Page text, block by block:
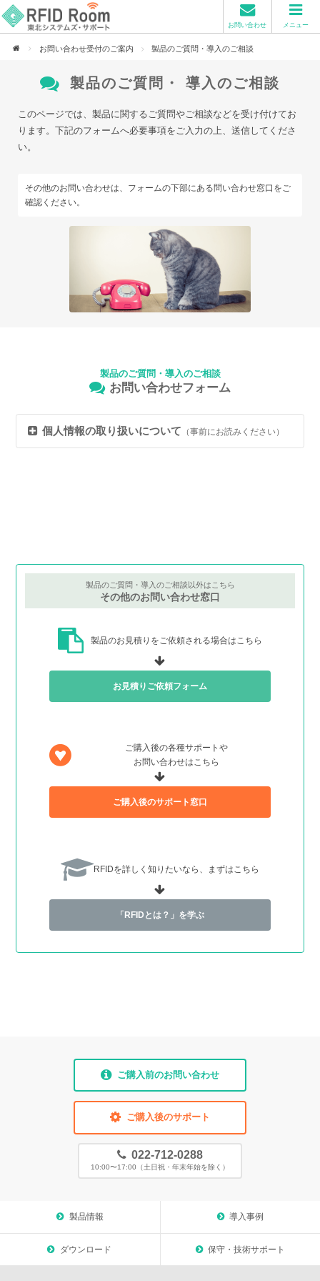
お問い合わせ メニュー
お問い合わせ受付のご案内 製品のご質問・導入のご相談
製品のご質問・導入のご相談
このページでは、製品に関するご質問やご相談などを受け付けてお
ります。下記のフォームへ必要事項をご入力の上、送信してくださ
い。
その他のお問い合わせは、フォームの下部にある問い合わせ窓口をご
確認ください。
製品のご質問・導入のご相談
お問い合わせフォーム
個人情報の取り扱いについて （事前にお読みください）
製品のご質問・導入のご相談以外はこちら
その他のお問い合わせ窓口
製品のお見積りをご依頼される場合はこちら
お見積りご依頼フォーム
ご購入後の各種サポートや
お問い合わせはこちら
ご購入後のサポート窓口
RFIDを詳しく知りたいなら、 まずはこちら
「RFIDとは？」を学ぶ
ご購入前のお問い合わせ
ご購入後のサポート
022-712-0288
10:00〜17:00（土日祝・年末年始を除く）
製品情報 導入事例
ダウンロード 保守・技術サポート